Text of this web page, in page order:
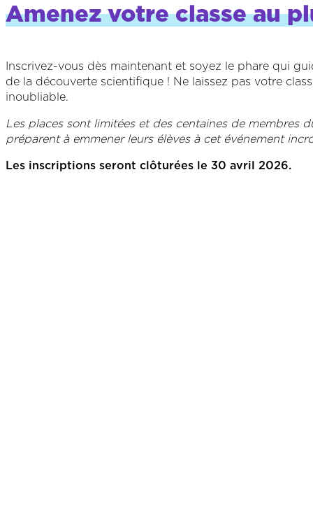
présentent
sont présentés
Amenez votre classe au
Inscrivez-vous dès maintenant et soyez le phare qui
de la découverte scientifique ! Ne laissez pas votre
inoubliable.
Les places sont limitées et des centaines de membres
préparent à emmener leurs élèves à cet événement
Les inscriptions seront clôturées le 30 avril 2026.